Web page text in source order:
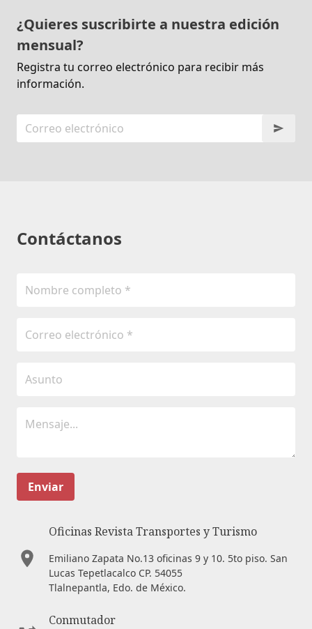
¿Quieres suscribirte a nuestra edición
mensual?
Registra tu correo electrónico para recibir más
información.
Contáctanos
Enviar
Oficinas Revista Transportes y Turismo
Emiliano Zapata No.13 oficinas 9 y 10. 5to piso. San
Lucas Tepetlacalco CP. 54055
Tlalnepantla, Edo. de México.
Conmutador